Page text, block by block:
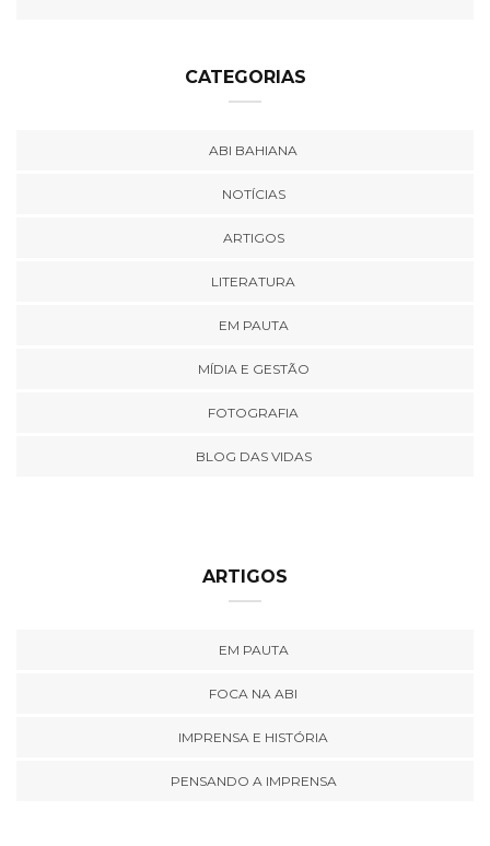
CATEGORIAS
ABI BAHIANA
NOTÍCIAS
ARTIGOS
LITERATURA
EM PAUTA
MÍDIA E GESTÃO
FOTOGRAFIA
BLOG DAS VIDAS
ARTIGOS
EM PAUTA
FOCA NA ABI
IMPRENSA E HISTÓRIA
PENSANDO A IMPRENSA